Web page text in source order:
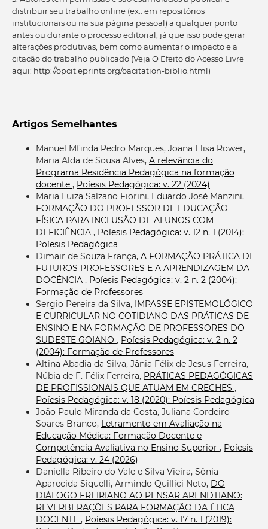
distribuir seu trabalho online (ex.: em repositórios
institucionais ou na sua página pessoal) a qualquer ponto
antes ou durante o processo editorial, já que isso pode gerar
alterações produtivas, bem como aumentar o impacto e a
citação do trabalho publicado (Veja O Efeito do Acesso Livre
aqui: http://opcit.eprints.org/oacitation-biblio.html)
Artigos Semelhantes
Manuel Mfinda Pedro Marques, Joana Elisa Rower,
Maria Alda de Sousa Alves, A relevância do
Programa Residência Pedagógica na formação
docente , Poíesis Pedagógica: v. 22 (2024)
Maria Luiza Salzano Fiorini, Eduardo José Manzini,
FORMAÇÃO DO PROFESSOR DE EDUCAÇÃO
FÍSICA PARA INCLUSÃO DE ALUNOS COM
DEFICIÊNCIA , Poíesis Pedagógica: v. 12 n. 1 (2014):
Poíesis Pedagógica
Dimair de Souza França, A FORMAÇÃO PRÁTICA DE
FUTUROS PROFESSORES E A APRENDIZAGEM DA
DOCÊNCIA , Poíesis Pedagógica: v. 2 n. 2 (2004):
Formação de Professores
Sergio Pereira da Silva, IMPASSE EPISTEMOLÓGICO
E CURRICULAR NO COTIDIANO DAS PRÁTICAS DE
ENSINO E NA FORMAÇÃO DE PROFESSORES DO
SUDESTE GOIANO , Poíesis Pedagógica: v. 2 n. 2
(2004): Formação de Professores
Altina Abadia da Silva, Jânia Félix de Jesus Ferreira,
Núbia de F. Félix Ferreira, PRÁTICAS PEDAGÓGICAS
DE PROFISSIONAIS QUE ATUAM EM CRECHES ,
Poíesis Pedagógica: v. 18 (2020): Poíesis Pedagógica
João Paulo Miranda da Costa, Juliana Cordeiro
Soares Branco, Letramento em Avaliação na
Educação Médica: Formação Docente e
Competência Avaliativa no Ensino Superior , Poíesis
Pedagógica: v. 24 (2026)
Daniella Ribeiro do Vale e Silva Vieira, Sônia
Aparecida Siquelli, Armindo Quillici Neto, DO
DIÁLOGO FREIRIANO AO PENSAR ARENDTIANO:
REVERBERAÇÕES PARA FORMAÇÃO DA ÉTICA
DOCENTE , Poíesis Pedagógica: v. 17 n. 1 (2019):